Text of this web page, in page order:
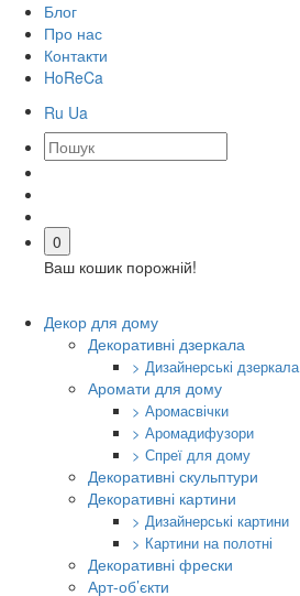
Блог
Про нас
Контакти
HoReCa
Ru Ua
0
Ваш кошик порожній!
Декор для дому
Декоративні дзеркала
> Дизайнерські дзеркала
Аромати для дому
> Аромасвічки
> Аромадифузори
> Спреї для дому
Декоративні скульптури
Декоративні картини
> Дизайнерські картини
> Картини на полотні
Декоративні фрески
Арт-об’єкти